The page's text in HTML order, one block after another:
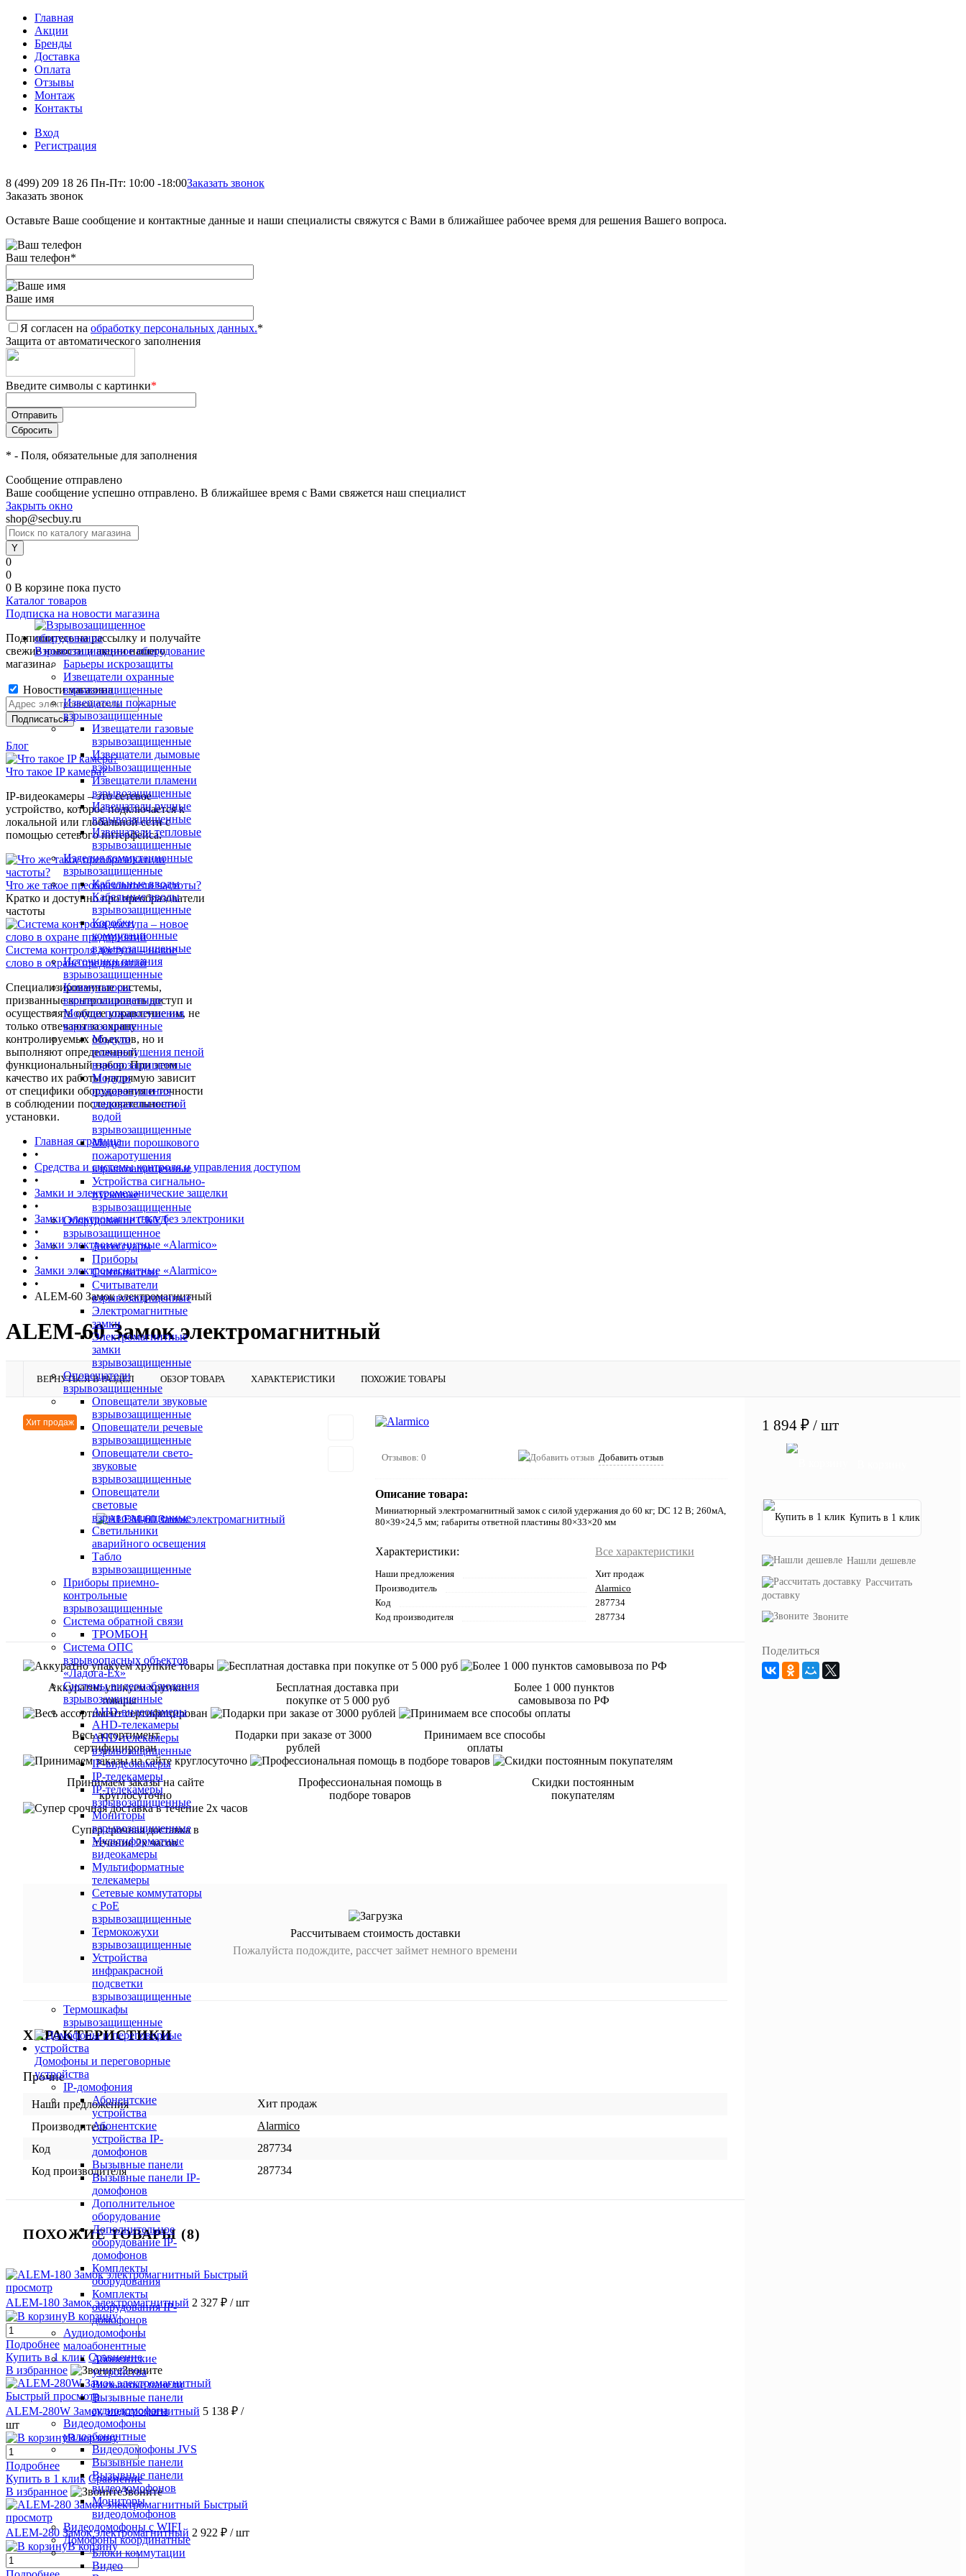
Главная
Акции
Бренды
Доставка
Оплата
Отзывы
Монтаж
Контакты
Вход
Регистрация
8 (499) 209 18 26 Пн-Пт: 10:00 -18:00Заказать звонок
Заказать звонок
Оставьте Ваше сообщение и контактные данные и наши специалисты свяжутся с Вами в ближайшее рабочее время для решения Вашего вопроса.
Ваш телефон*
Ваше имя
Я согласен на обработку персональных данных.*
Защита от автоматического заполнения
Введите символы с картинки*
* - Поля, обязательные для заполнения
Сообщение отправлено
Ваше сообщение успешно отправлено. В ближайшее время с Вами свяжется наш специалист
Закрыть окно
shop@secbuy.ru
0
0
0 В корзине пока пусто
Каталог товаров
Взрывозащищенное оборудование
Барьеры искрозащиты
Извещатели охранные
взрывозащищенные
Извещатели пожарные
взрывозащищенные
Извещатели газовые
взрывозащищенные
Извещатели дымовые
взрывозащищенные
Извещатели пламени
взрывозащищенные
Извещатели ручные
взрывозащищенные
Извещатели тепловые
взрывозащищенные
Изделия коммутационные
взрывозащищенные
Кабельные вводы
Кабельные вводы
взрывозащищенные
Коробки
коммутационные
взрывозащищенные
Источники питания
взрывозащищенные
Коммутаторы
взрывозащищенные
Модули пожаротушения
взрывозащищенные
Модули
пожаротушения пеной
взрывозащищенные
Модули
пожаротушения
тонкораспыленной
водой
взрывозащищенные
Модули порошкового
пожаротушения
взрывозащищенные
Устройства сигнально-
пусковые
взрывозащищенные
Оборудование СКУД
взрывозащищенное
Аксессуары
Приборы
Считыватели
Считыватели
взрывозащищенные
Электромагнитные
замки
Электромагнитные
замки
взрывозащищенные
Оповещатели
взрывозащищенные
Оповещатели звуковые
взрывозащищенные
Оповещатели речевые
взрывозащищенные
Оповещатели свето-
звуковые
взрывозащищенные
Оповещатели
световые
взрывозащищенные
Светильники
аварийного освещения
Табло
взрывозащищенные
Приборы приемно-
контрольные
взрывозащищенные
Система обратной связи
ТРОМБОН
Система ОПС
взрывоопасных объектов
«Ладога-Ex»
Системы видеонаблюдения
взрывозащищенные
AHD-видеокамеры
AHD-телекамеры
AHD-телекамеры
взрывозащищенные
IP-видеокамеры
IP-телекамеры
IP-телекамеры
взрывозащищенные
Мониторы
взрывозащищенные
Мультиформатные
видеокамеры
Мультиформатные
телекамеры
Сетевые коммутаторы
с РоЕ
взрывозащищенные
Термокожухи
взрывозащищенные
Устройства
инфракрасной
подсветки
взрывозащищенные
Термошкафы
взрывозащищенные
Домофоны и переговорные
устройства
IP-домофония
Абонентские
устройства
Абонентские
устройства IP-
домофонов
Вызывные панели
Вызывные панели IP-
домофонов
Дополнительное
оборудование
Дополнительное
оборудование IP-
домофонов
Комплекты
оборудования
Комплекты
оборудования IP-
домофонов
Аудиодомофоны
малоабонентные
Абонентские
устройства
Вызывные панели
Вызывные панели
аудиодомофона
Видеодомофоны
малоабонентные
Видеодомофоны JVS
Вызывные панели
Вызывные панели
видеодомофонов
Мониторы
видеодомофонов
Видеодомофоны с WIFI
Домофоны координатные
Блоки коммутации
Видео
Подписка на новости магазина
Подпишитесь на рассылку и получайте
свежие новости и акции нашего
магазина.
Новости магазина
Блог
Что такое IP камера?
IP-видеокамеры – это сетевое
устройство, которое подключается к
локальной или глобальной сети с
помощью сетевого интерфейса.
Что же такое преобразователи частоты?
Кратко и доступно про преобразователи
частоты
Система контроля доступа – новое
слово в охране предприятий
Специализированные системы,
призванные контролировать доступ и
осуществлять общее управление им, не
только отвечают за охрану
контролируемых объектов, но и
выполняют определенный
функциональный набор. При этом
качество их работы напрямую зависит
от специфики оборудования и точности
в соблюдении последовательности
установки.
Главная страница
•
Средства и системы контроля и управления доступом
•
Замки и электромеханические защелки
•
Замки электромагнитные без электроники
•
Замки электромагнитные «Alarmico»
•
Замки электромагнитные «Alarmico»
•
ALEM-60 Замок электромагнитный
ALEM-60 Замок электромагнитный
ВЕРНУТЬСЯ В РАЗДЕЛ ОБЗОР ТОВАРА ХАРАКТЕРИСТИКИ ПОХОЖИЕ ТОВАРЫ
Хит продаж
Отзывов: 0 Добавить отзыв
Описание товара:
Миниатюрный электромагнитный замок c силой удержания до 60 кг; DC 12 В; 260мА,
80×39×24,5 мм; габариты ответной пластины 80×33×20 мм
Характеристики: Все характеристики
Наши предложения
Хит продаж
Производитель
Alarmico
Код
287734
Код производителя
287734
Аккуратно упакуем хрупкие
товары
Бесплатная доставка при
покупке от 5 000 руб
Более 1 000 пунктов
самовывоза по РФ
Весь ассортимент
сертифицирован
Подарки при заказе от 3000
рублей
Принимаем все способы
оплаты
Принимаем заказы на сайте
круглосуточно
Профессиональная помощь в
подборе товаров
Скидки постоянным
покупателям
Супер срочная доставка в
течение 2х часов
Рассчитываем стоимость доставки
Пожалуйста подождите, рассчет займет немного времени
ХАРАКТЕРИСТИКИ
Прочие
Наши предложения
Хит продаж
Производитель
Alarmico
Код
287734
Код производителя
287734
ПОХОЖИЕ ТОВАРЫ (8)
Быстрый
просмотр
ALEM-180 Замок электромагнитный 2 327 ₽ / шт
В корзину
Подробнее
Купить в 1 клик Сравнение
В избранное
Звоните
Быстрый просмотр
ALEM-280W Замок электромагнитный 5 138 ₽ /
шт
В корзину
Подробнее
Купить в 1 клик Сравнение
В избранное
Звоните
Быстрый
просмотр
ALEM-280 Замок электромагнитный 2 922 ₽ / шт
В корзину
1 894 ₽ / шт
Купить в 1 клик
Нашли дешевле
Рассчитать
доставку
Звоните
Поделиться